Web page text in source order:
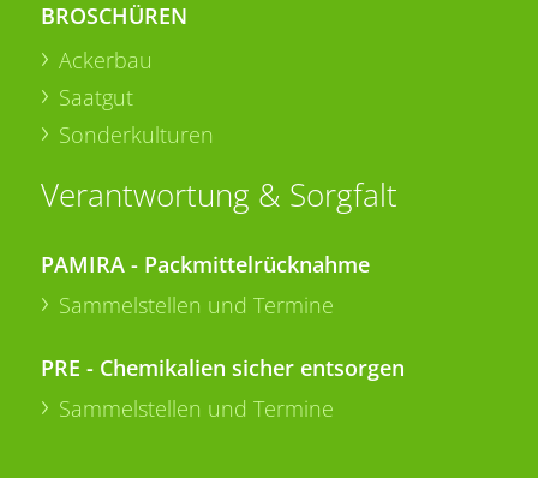
BROSCHÜREN
Ackerbau
Saatgut
Sonderkulturen
Verantwortung & Sorgfalt
PAMIRA - Packmittelrücknahme
Sammelstellen und Termine
PRE - Chemikalien sicher entsorgen
Sammelstellen und Termine